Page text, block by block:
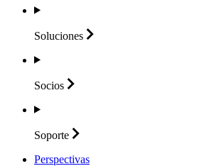
Soluciones
Socios
Soporte
Perspectivas